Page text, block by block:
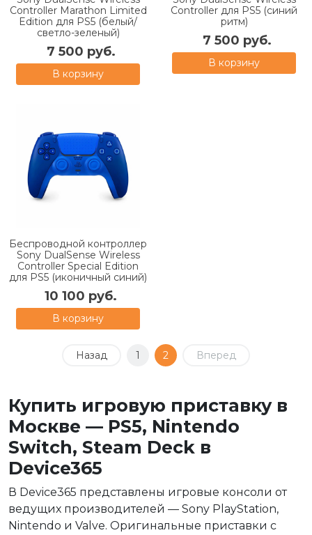
Controller Marathon Limited
Edition для PS5 (белый/
светло-зеленый)
7 500 руб.
В корзину
Controller для PS5 (синий
ритм)
7 500 руб.
В корзину
Беспроводной контроллер
Sony DualSense Wireless
Controller Special Edition
для PS5 (иконичный синий)
10 100 руб.
В корзину
Назад 1 2 Вперед
Купить игровую приставку в
Москве — PS5, Nintendo
Switch, Steam Deck в
Device365
В Device365 представлены игровые консоли от
ведущих производителей — Sony PlayStation,
Nintendo и Valve. Оригинальные приставки с